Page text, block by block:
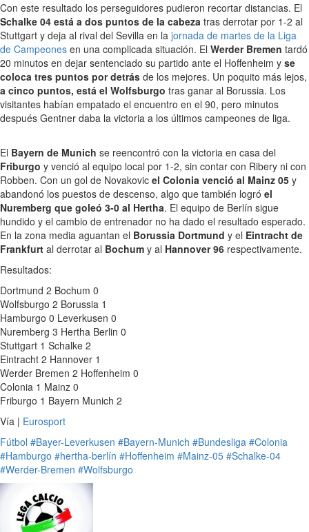
Con este resultado los perseguidores pudieron recortar distancias. El
Schalke 04 está a dos puntos de la cabeza tras derrotar por 1-2 al
Stuttgart y deja al rival del Sevilla en la jornada de martes de la Liga
de Campeones en una complicada situación. El Werder Bremen tardó
20 minutos en dejar sentenciado su partido ante el Hoffenheim y se
coloca tres puntos por detrás de los mejores. Un poquito más lejos,
a cinco puntos, está el Wolfsburgo tras ganar al Borussia. Los
visitantes habían empatado el encuentro en el 90, pero minutos
después Gentner daba la victoria a los últimos campeones de liga.
El Bayern de Munich se reencontró con la victoria en casa del
Friburgo y venció al equipo local por 1-2, sin contar con Ribery ni con
Robben. Con un gol de Novakovic el Colonia venció al Mainz 05 y
abandonó los puestos de descenso, algo que también logró el
Nuremberg que goleó 3-0 al Hertha. El equipo de Berlín sigue
hundido y el cambio de entrenador no ha dado el resultado esperado.
En la zona media aguantan el Borussia Dortmund y el Eintracht de
Frankfurt al derrotar al Bochum y al Hannover 96 respectivamente.
Resultados:
Dortmund 2 Bochum 0
Wolfsburgo 2 Borussia 1
Hamburgo 0 Leverkusen 0
Nuremberg 3 Hertha Berlin 0
Stuttgart 1 Schalke 2
Eintracht 2 Hannover 1
Werder Bremen 2 Hoffenheim 0
Colonia 1 Mainz 0
Friburgo 1 Bayern Munich 2
Vía | Eurosport
Fútbol #Bayer-Leverkusen #Bayern-Munich #Bundesliga #Colonia
#Hamburgo #hertha-berlín #Hoffenheim #Mainz-05 #Schalke-04
#Werder-Bremen #Wolfsburgo